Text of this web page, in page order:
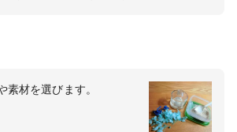
素材を選びます。